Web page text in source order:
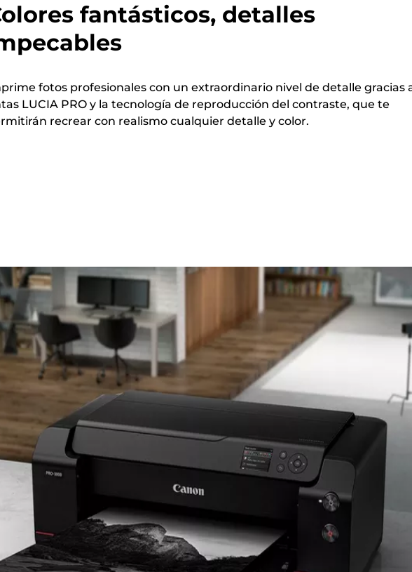
fantásticos, detalles
fotos profesionales con un extraordinario nivel de detalle gracias
LUCIA PRO y la tecnología de reproducción del contraste, que te
recrear con realismo cualquier detalle y color.